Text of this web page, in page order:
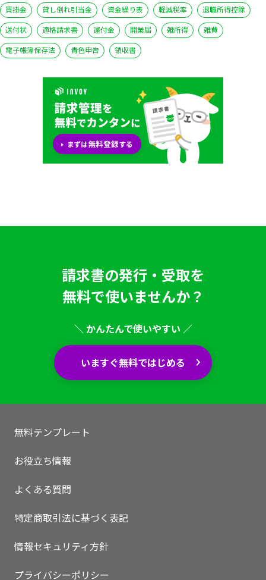
買掛金
貸し倒れ引当金 資金繰り表 軽減税率
退職所得控除
送付状
適格請求書 還付金 開業届 雑所得
雑費
電子帳簿保存法
青色申告 領収書
請求書の発行・受取を
無料で使いませんか？
＼ かんたんで使いやすい ／
いますぐ無料ではじめる
無料テンプレート
お役立ち情報
よくある質問
特定商取引法に基づく表記
情報セキュリティ方針
プライバシーポリシー